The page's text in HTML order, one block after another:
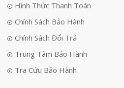
Hình Thức Thanh Toán
Chính Sách Bảo Hành
Chính Sách Đổi Trả
Trung Tâm Bảo Hành
Tra Cứu Bảo Hành